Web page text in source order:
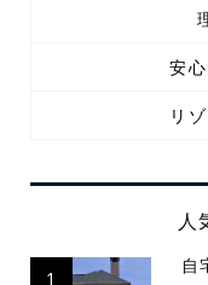
安
リ
人
1
自